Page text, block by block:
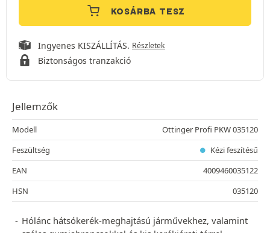
KOSÁRBA TESZ
Ingyenes KISZÁLLÍTÁS. Részletek
Biztonságos tranzakció
Jellemzők
Modell
Ottinger Profi PKW 035120
Feszültség
Kézi feszítésű
EAN
4009460035122
HSN
035120
Hólánc hátsókerék-meghajtású járművekhez, valamint